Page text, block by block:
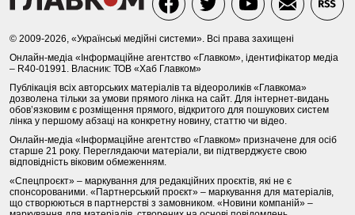
© 2009-2026, «Українські медійні системи». Всі права захищені
Онлайн-медіа «Інформаційне агентство «Главком», ідентифікатор медіа
– R40-01991. Власник: ТОВ «Хаб Главком»
Публікація всіх авторських матеріалів та відеороликів «Главкома»
дозволена тільки за умови прямого лінка на сайт. Для інтернет-видань
обов’язковим є розміщення прямого, відкритого для пошукових систем
лінка у першому абзаці на конкретну новину, статтю чи відео.
Онлайн-медіа «Інформаційне агентство «Главком» призначене для осіб
старше 21 року. Переглядаючи матеріали, ви підтверджуєте свою
відповідність віковим обмеженням.
«Спецпроєкт» – маркування для редакційних проєктів, які не є
спонсорованими. «Партнерський проєкт» – маркування для матеріалів,
що створюються в партнерстві з замовником. «Новини компаній» –